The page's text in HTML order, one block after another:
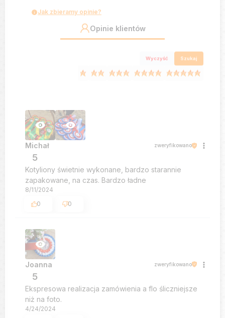
Jak zbieramy opinie?
Opinie klientów
Wyczyść Szukaj
Michał zweryfikowano
5
Kotyliony świetnie wykonane, bardzo starannie
zapakowane, na czas. Bardzo ładne
8/11/2024
0
0
Joanna zweryfikowano
5
Ekspresowa realizacja zamówienia a flo śliczniejsze
niż na foto.
4/24/2024